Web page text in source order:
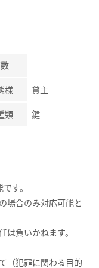
様 貸主
類 鍵
す。
場合のみ対応可能と
は負いかねます。
（犯罪に関わる目的